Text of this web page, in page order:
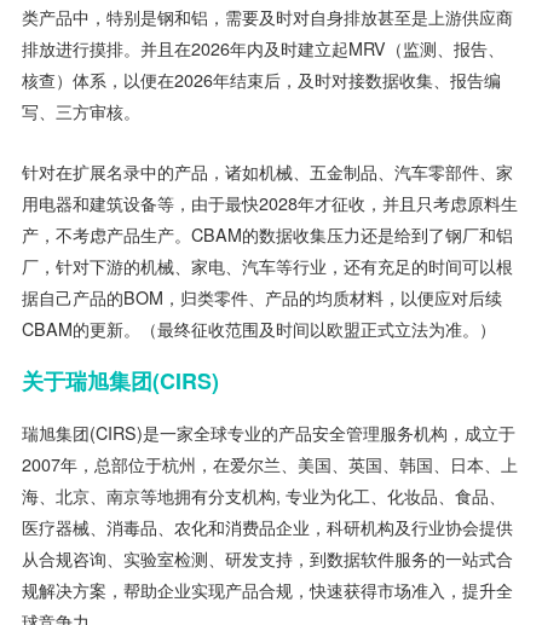
类产品中，特别是钢和铝，需要及时对自身排放甚至是上游供应商
排放进行摸排。并且在2026年内及时建立起MRV（监测、报告、
核查）体系，以便在2026年结束后，及时对接数据收集、报告编
写、三方审核。
针对在扩展名录中的产品，诸如机械、五金制品、汽车零部件、家
用电器和建筑设备等，由于最快2028年才征收，并且只考虑原料生
产，不考虑产品生产。CBAM的数据收集压力还是给到了钢厂和铝
厂，针对下游的机械、家电、汽车等行业，还有充足的时间可以根
据自己产品的BOM，归类零件、产品的均质材料，以便应对后续
CBAM的更新。（最终征收范围及时间以欧盟正式立法为准。）
关于瑞旭集团(CIRS)
瑞旭集团(CIRS)是一家全球专业的产品安全管理服务机构，成立于
2007年，总部位于杭州，在爱尔兰、美国、英国、韩国、日本、上
海、北京、南京等地拥有分支机构, 专业为化工、化妆品、食品、
医疗器械、消毒品、农化和消费品企业，科研机构及行业协会提供
从合规咨询、实验室检测、研发支持，到数据软件服务的一站式合
规解决方案，帮助企业实现产品合规，快速获得市场准入，提升全